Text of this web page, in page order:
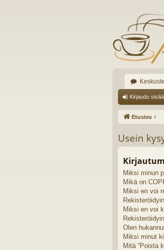
Kirjaudu
Etusivu
Usein
Miksi minun
Mikä on
Miksi en voi
Miksi en voi
Olen
Miksi minut
Mitä “Poista